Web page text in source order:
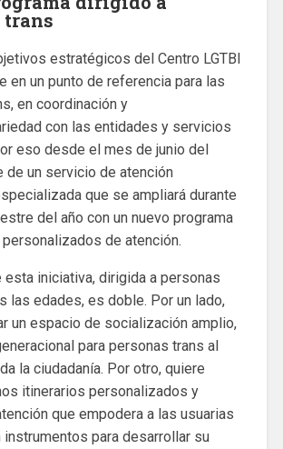
trans
estratégicos del Centro LGTBI
en un punto de referencia para las
en coordinación y
con las entidades y servicios
eso desde el mes de junio del
de un servicio de atención
que se ampliará durante
del año con un nuevo programa
de atención.
esta iniciativa, dirigida a personas
las edades, es doble. Por un lado,
un espacio de socialización amplio,
para personas trans al
la ciudadanía. Por otro, quiere
itinerarios personalizados y
que empodera a las usuarias
para desarrollar su